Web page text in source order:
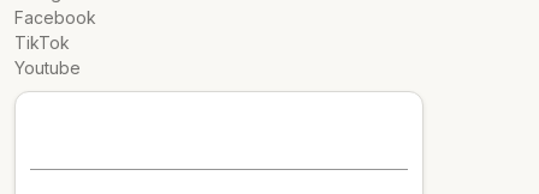
Facebook
TikTok
Youtube